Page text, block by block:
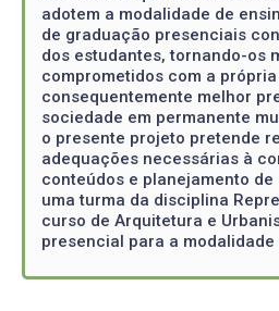
adotem a modalidade de
de graduação presenciais
dos estudantes, tornando-os
comprometidos com a
consequentemente melhor
sociedade em permanente
o presente projeto pretende
adequações necessárias à
conteúdos e planejamento de
uma turma da disciplina
curso de Arquitetura e
presencial para a